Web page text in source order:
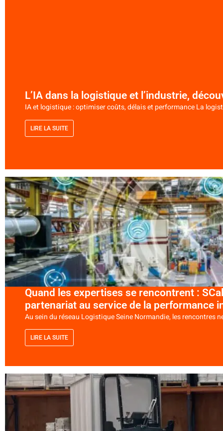
L’IA dans la logistique et l’industrie,
IA et logistique : optimiser coûts, délais et performance La
LIRE LA SUITE
Quand les expertises se rencontrent :
partenariat au service de la performance
Au sein du réseau Logistique Seine Normandie, les rencontres
LIRE LA SUITE